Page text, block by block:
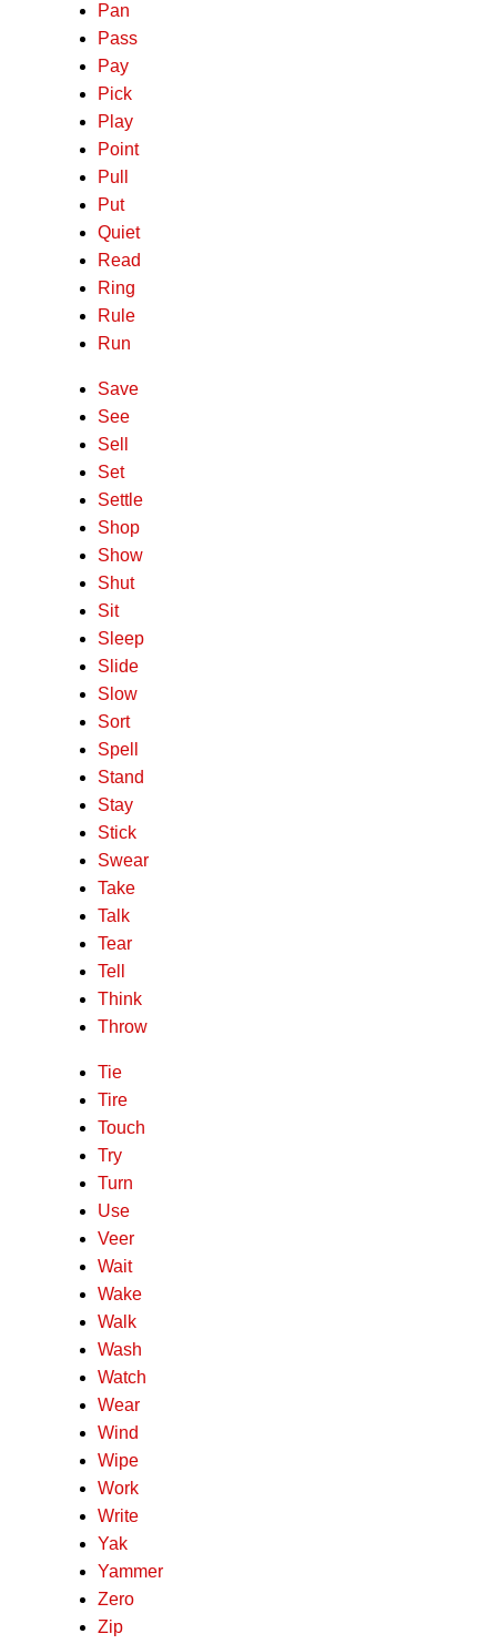
Pan
Pass
Pay
Pick
Play
Point
Pull
Put
Quiet
Read
Ring
Rule
Run
Save
See
Sell
Set
Settle
Shop
Show
Shut
Sit
Sleep
Slide
Slow
Sort
Spell
Stand
Stay
Stick
Swear
Take
Talk
Tear
Tell
Think
Throw
Tie
Tire
Touch
Try
Turn
Use
Veer
Wait
Wake
Walk
Wash
Watch
Wear
Wind
Wipe
Work
Write
Yak
Yammer
Zero
Zip